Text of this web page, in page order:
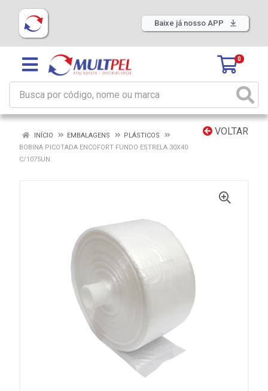
Baixe já nosso APP
0
VOLTAR
INÍCIO EMBALAGENS
PLÁSTICOS
BOBINA PICOTADA ENCOFORT FUNDO ESTRELA 30X40
C/1075UN